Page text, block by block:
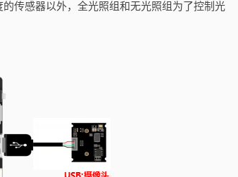
传感器以外，全光照组和无光照组为了控制光